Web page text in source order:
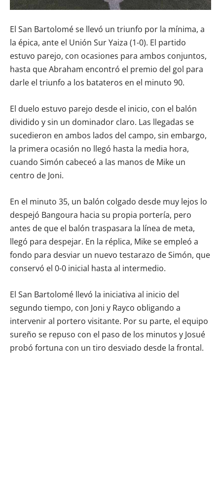
El San Bartolomé se llevó un triunfo por la mínima, a
la épica, ante el Unión Sur Yaiza (1-0). El partido
estuvo parejo, con ocasiones para ambos conjuntos,
hasta que Abraham encontró el premio del gol para
darle el triunfo a los batateros en el minuto 90.
El duelo estuvo parejo desde el inicio, con el balón
dividido y sin un dominador claro. Las llegadas se
sucedieron en ambos lados del campo, sin embargo,
la primera ocasión no llegó hasta la media hora,
cuando Simón cabeceó a las manos de Mike un
centro de Joni.
En el minuto 35, un balón colgado desde muy lejos lo
despejó Bangoura hacia su propia portería, pero
antes de que el balón traspasara la línea de meta,
llegó para despejar. En la réplica, Mike se empleó a
fondo para desviar un nuevo testarazo de Simón, que
conservó el 0-0 inicial hasta al intermedio.
El San Bartolomé llevó la iniciativa al inicio del
segundo tiempo, con Joni y Rayco obligando a
intervenir al portero visitante. Por su parte, el equipo
sureño se repuso con el paso de los minutos y Josué
probó fortuna con un tiro desviado desde la frontal.